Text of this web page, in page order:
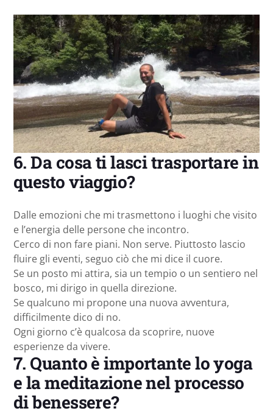
6. Da cosa ti lasci trasportare in
questo viaggio?
Dalle emozioni che mi trasmettono i luoghi che visito
e l’energia delle persone che incontro.
Cerco di non fare piani. Non serve. Piuttosto lascio
fluire gli eventi, seguo ciò che mi dice il cuore.
Se un posto mi attira, sia un tempio o un sentiero nel
bosco, mi dirigo in quella direzione.
Se qualcuno mi propone una nuova avventura,
difficilmente dico di no.
Ogni giorno c’è qualcosa da scoprire, nuove
esperienze da vivere.
7. Quanto è importante lo yoga
e la meditazione nel processo
di benessere?